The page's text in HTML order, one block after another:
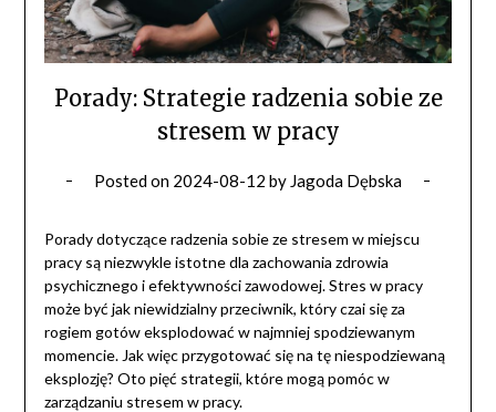
Porady: Strategie radzenia sobie ze
stresem w pracy
Posted on 2024-08-12 by Jagoda Dębska
Porady dotyczące radzenia sobie ze stresem w miejscu
pracy są niezwykle istotne dla zachowania zdrowia
psychicznego i efektywności zawodowej. Stres w pracy
może być jak niewidzialny przeciwnik, który czai się za
rogiem gotów eksplodować w najmniej spodziewanym
momencie. Jak więc przygotować się na tę niespodziewaną
eksplozję? Oto pięć strategii, które mogą pomóc w
zarządzaniu stresem w pracy.